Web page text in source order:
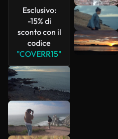
Esclusivo:
-15% di
sconto con il
codice
"COVERR15"